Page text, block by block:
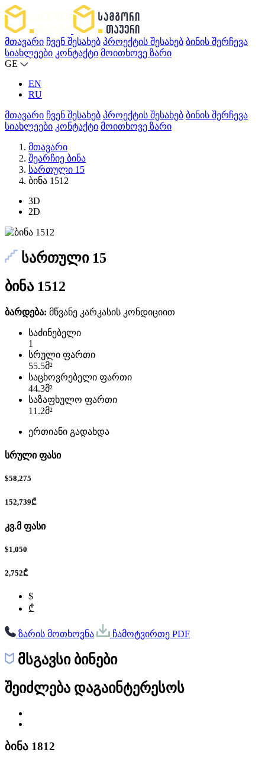
მთავარი ჩვენ შესახებ პროექტის შესახებ ბინის შერჩევა
სიახლეები კონტაქტი მოითხოვე ზარი
GE
EN
RU
მთავარი ჩვენ შესახებ პროექტის შესახებ ბინის შერჩევა
სიახლეები კონტაქტი მოითხოვე ზარი
მთავარი
შეარჩიე ბინა
სართული 15
ბინა 1512
3D
2D
სართული 15
ბინა 1512
ბარდება: მწვანე კარკასის კონდიციით
საძინებელი
1
სრული ფართი
55.5მ²
საცხოვრებელი ფართი
44.3მ²
საზაფხულო ფართი
11.2მ²
ერთიანი გადახდა
სრული ფასი
$58,275
152,739₾
კვ.მ ფასი
$1,050
2,752₾
$
₾
ზარის მოთხოვნა ჩამოტვირთე PDF
მსგავსი ბინები
შეიძლება დაგაინტერესოს
ბინა 1812